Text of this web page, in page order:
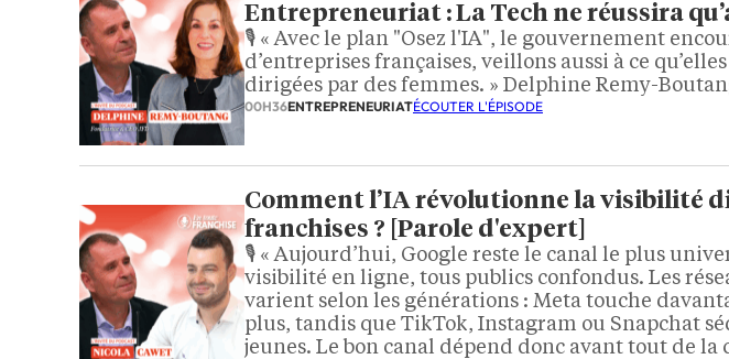
Entrepreneuriat : La Tech ne réussira
🎙️ « Avec le plan "Osez l'IA", le gouvernement
d’entreprises françaises, veillons aussi à ce
dirigées par des femmes. » Delphine Remy-
00H36ENTREPRENEURIATÉCOUTER L'ÉPISODE
Comment l’IA révolutionne la visibilité
franchises ? [Parole d'expert]
🎙️ « Aujourd’hui, Google reste le canal le plus
visibilité en ligne, tous publics confondus. Les
varient selon les générations : Meta touche
plus, tandis que TikTok, Instagram ou Snapchat
jeunes. Le bon canal dépend donc avant tout de la